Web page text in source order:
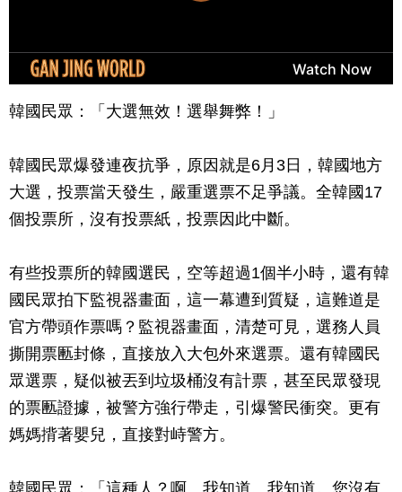
韓國民眾：「大選無效！選舉舞弊！」
韓國民眾爆發連夜抗爭，原因就是6月3日，韓國地方
大選，投票當天發生，嚴重選票不足爭議。全韓國17
個投票所，沒有投票紙，投票因此中斷。
有些投票所的韓國選民，空等超過1個半小時，還有韓
國民眾拍下監視器畫面，這一幕遭到質疑，這難道是
官方帶頭作票嗎？監視器畫面，清楚可見，選務人員
撕開票匭封條，直接放入大包外來選票。還有韓國民
眾選票，疑似被丟到垃圾桶沒有計票，甚至民眾發現
的票匭證據，被警方強行帶走，引爆警民衝突。更有
媽媽揹著嬰兒，直接對峙警方。
韓國民眾：「這種人？啊、我知道、我知道。您沒有